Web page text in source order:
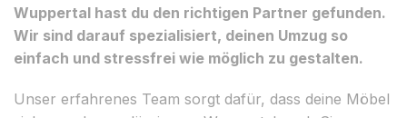
Wuppertal hast du den richtigen Partner gefunden.
Wir sind darauf spezialisiert, deinen Umzug so
einfach und stressfrei wie möglich zu gestalten.
Unser erfahrenes Team sorgt dafür, dass deine Möbel